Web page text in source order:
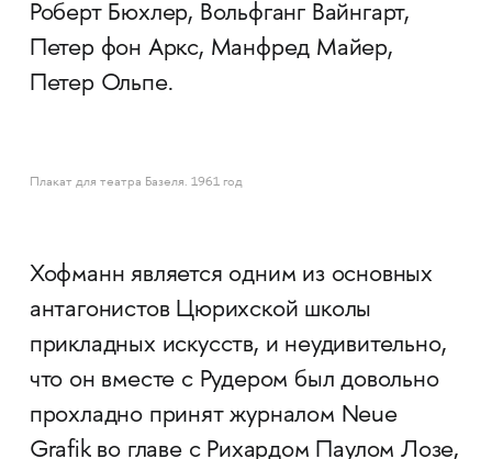
Роберт Бюхлер, Вольфганг Вайнгарт,
Петер фон Аркс, Манфред Майер,
Петер Ольпе.
Плакат для театра Базеля. 1961 год
Хофманн является одним из основных
антагонистов Цюрихской школы
прикладных искусств, и неудивительно,
что он вместе с Рудером был довольно
прохладно принят журналом Neue
Grafik во главе с Рихардом Паулом Лозе,